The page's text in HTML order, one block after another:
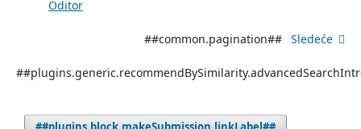
Oditor
##common.pagination## Sledeće